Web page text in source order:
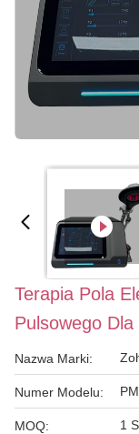
Terapia Pola
Pulsowego
Nazwa Marki:
Numer Modelu:
MOQ: 1